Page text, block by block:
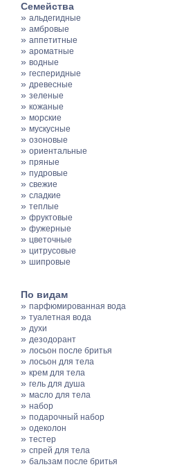
Семейства
» альдегидные
» амбровые
» аппетитные
» ароматные
» водные
» гесперидные
» древесные
» зеленые
» кожаные
» морские
» мускусные
» озоновые
» ориентальные
» пряные
» пудровые
» свежие
» сладкие
» теплые
» фруктовые
» фужерные
» цветочные
» цитрусовые
» шипровые
По видам
» парфюмированная вода
» туалетная вода
» духи
» дезодорант
» лосьон после бритья
» лосьон для тела
» крем для тела
» гель для душа
» масло для тела
» набор
» подарочный набор
» одеколон
» тестер
» спрей для тела
» бальзам после бритья